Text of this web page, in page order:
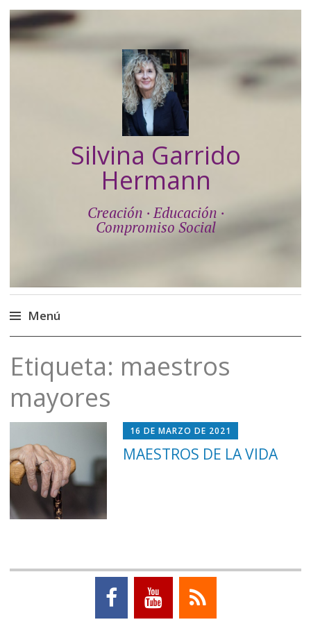
Silvina Garrido
Hermann
Creación · Educación ·
Compromiso Social
Menú
al
contenido
Etiqueta: maestros
mayores
16 DE MARZO DE 2021
MAESTROS DE LA VIDA